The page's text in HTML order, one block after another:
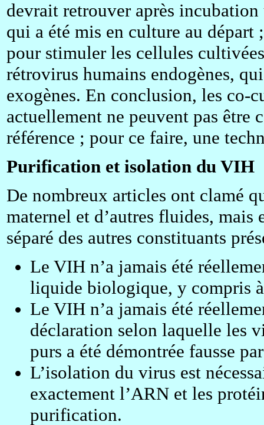
devrait retrouver après
qui a été mis en culture au départ
pour stimuler les cellules
rétrovirus humains endogènes,
exogènes. En conclusion, les co-
actuellement ne peuvent pas être
référence ; pour ce faire, une
Purification et isolation du VIH
De nombreux articles ont clamé
maternel et d’autres fluides,
séparé des autres constituants
Le VIH n’a jamais été
liquide biologique, y compris
Le VIH n’a jamais été
déclaration selon laquelle les
purs a été démontrée fausse
L’isolation du virus est
exactement l’ARN et les
purification.